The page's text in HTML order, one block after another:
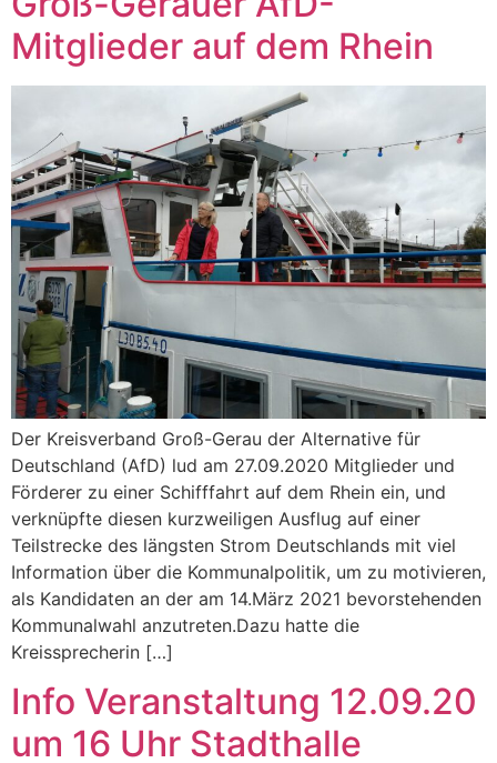
Mitglieder auf dem Rhein
Der Kreisverband Groß-Gerau der Alternative für
Deutschland (AfD) lud am 27.09.2020 Mitglieder und
Förderer zu einer Schifffahrt auf dem Rhein ein, und
verknüpfte diesen kurzweiligen Ausflug auf einer
Teilstrecke des längsten Strom Deutschlands mit viel
Information über die Kommunalpolitik, um zu motivieren,
als Kandidaten an der am 14.März 2021 bevorstehenden
Kommunalwahl anzutreten.Dazu hatte die
Kreissprecherin […]
Info Veranstaltung 12.09.20
um 16 Uhr Stadthalle